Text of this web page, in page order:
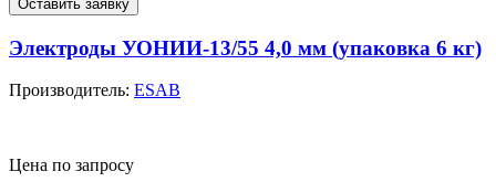
Оставить заявку
Электроды УОНИИ-13/55 4,0 мм (упаковка 6 кг)
Производитель: ESAB
Цена по запросу